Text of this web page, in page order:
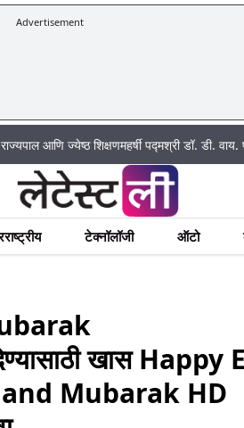
Advertisement
पद्मश्री डॉ. डी. वाय. पाटील यांचे वयाच्या 90 व्या
टेक्नॉलॉजी ऑटो
खास Happy
Mubarak HD